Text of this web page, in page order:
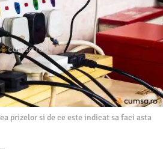
prizelor si de ce este indicat sa faci asta